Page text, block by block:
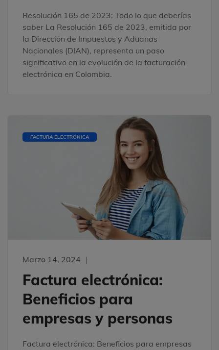
Resolución 165 de 2023: Todo lo que deberías
saber La Resolución 165 de 2023, emitida por
la Dirección de Impuestos y Aduanas
Nacionales (DIAN), representa un paso
significativo en la evolución de la facturación
electrónica en Colombia.
FACTURA ELECTRÓNICA
Marzo 14, 2024
Factura electrónica:
Beneficios para
empresas y personas
Factura electrónica: Beneficios para empresas